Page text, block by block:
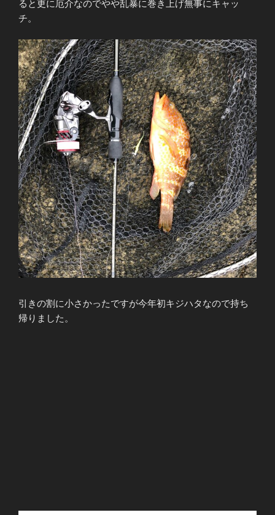
ると更に厄介なのでやや乱暴に巻き上げ無事にキャッ
チ。
引きの割に小さかったですが今年初キジハタなので持ち
帰りました。